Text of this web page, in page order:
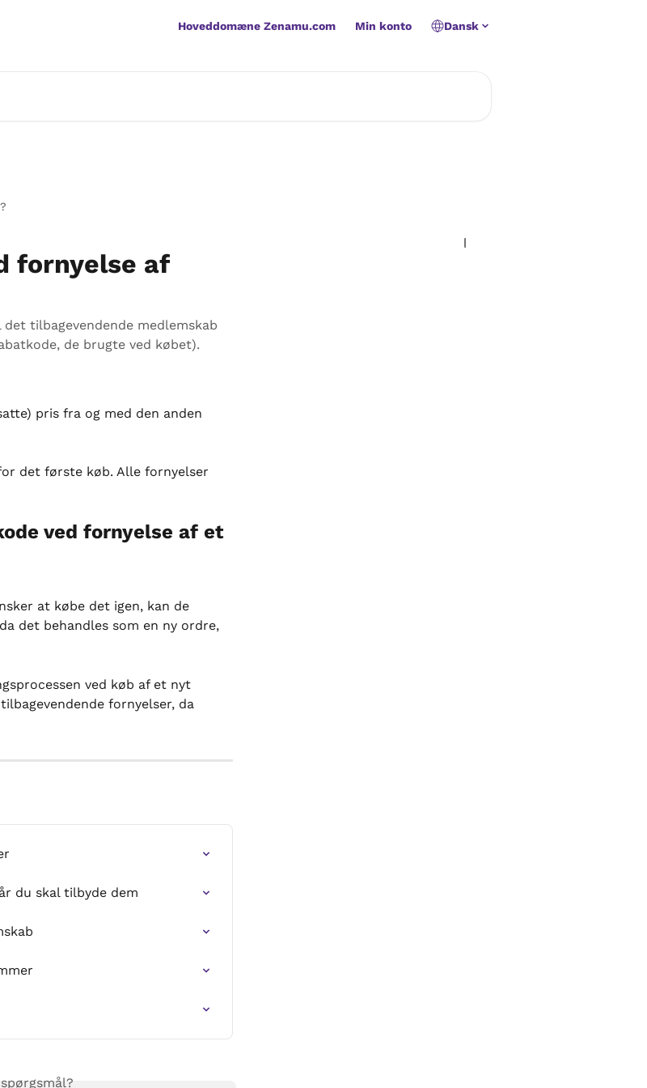
Hoveddomæne Zenamu.com Min konto Dansk
fornyelse af
tilbagevendende medlemskab
de brugte ved købet).
pris fra og med den anden
det første køb. Alle fornyelser
ved fornyelse af et
at købe det igen, kan de
det behandles som en ny ordre,
ved køb af et nyt
fornyelser, da
du skal tilbyde dem